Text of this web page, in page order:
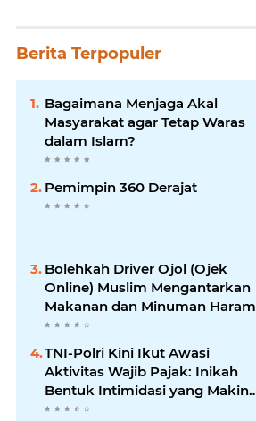
Berita Terpopuler
Bagaimana Menjaga Akal
Masyarakat agar Tetap Waras
dalam Islam?
Pemimpin 360 Derajat
Bolehkah Driver Ojol (Ojek
Online) Muslim Mengantarkan
Makanan dan Minuman Haram
ke Pelanggan?
TNI-Polri Kini Ikut Awasi
Aktivitas Wajib Pajak: Inikah
Bentuk Intimidasi yang Makin
Menekan Rakyat?